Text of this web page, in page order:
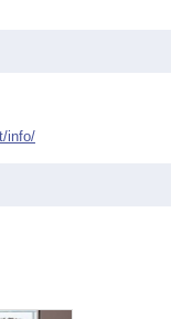
info/